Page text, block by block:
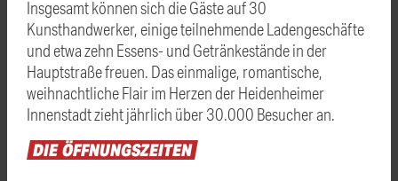
Insgesamt können sich die Gäste auf 30
Kunsthandwerker, einige teilnehmende Ladengeschäfte
und etwa zehn Essens- und Getränkestände in der
Hauptstraße freuen. Das einmalige, romantische,
weihnachtliche Flair im Herzen der Heidenheimer
Innenstadt zieht jährlich über 30.000 Besucher an.
DIEÖFFNUNGSZEITEN